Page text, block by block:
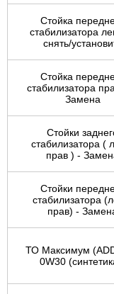
Стойка
стабилизатора
снять/
Стойка
стабилизатора
Замена
Стойки
стабилизатора (
прав ) -
Стойки
стабилизатора
прав) -
ТО Максимум
0W30